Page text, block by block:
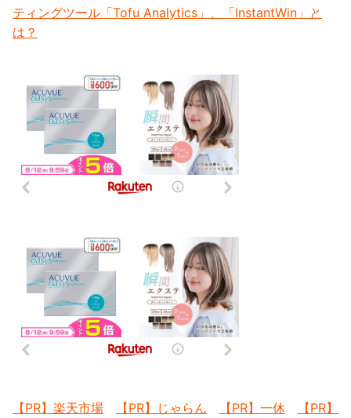
ティングツール「Tofu Analytics」、「InstantWin」と
は？
【PR】楽天市場 【PR】じゃらん 【PR】一休
【PR】